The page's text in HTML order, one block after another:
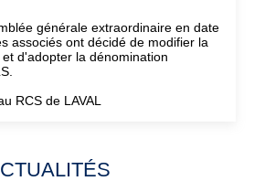
générale extraordinaire en date
associés ont décidé de modifier la
d'adopter la dénomination
RCS de LAVAL